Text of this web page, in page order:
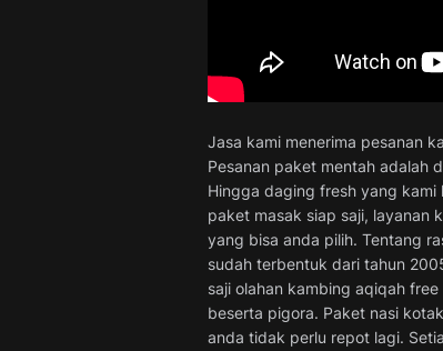
Jasa kami menerima pesanan
Pesanan paket mentah adalah
Hingga daging fresh yang kami
paket masak siap saji, layanan
yang bisa anda pilih. Tentang
sudah terbentuk dari tahun
saji olahan kambing aqiqah
beserta pigora. Paket nasi
anda tidak perlu repot lagi.